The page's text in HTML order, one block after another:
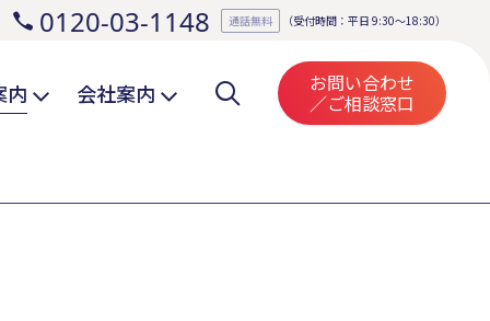
0120-03-1148 通話無料 （受付時間：平日 9:30～18:30）
内 会社案内 お問い合わせ
／ご相談窓口